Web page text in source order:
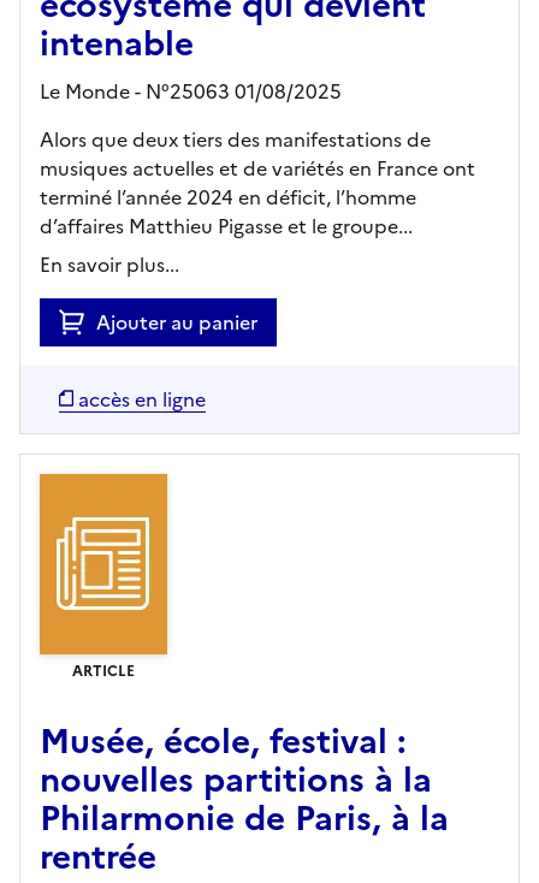
intenable
Le Monde - N°25063 01/08/2025
Alors que deux tiers des manifestations de
musiques actuelles et de variétés en France ont
terminé l’année 2024 en déficit, l’homme
d’affaires Matthieu Pigasse et le groupe...
En savoir plus...
Ajouter au panier
accès en ligne
ARTICLE
Musée, école, festival :
nouvelles partitions à la
Philarmonie de Paris, à la
rentrée